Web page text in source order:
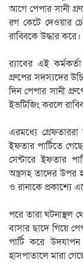
আগে পেপার সানী
রগ কেটে দেওয়ার
রাব্বিকে উদ্ধার
র‍্যাবের এই
গ্রুপের সদস্যদের
দিন পেপার সানী
ইভটিজিং করলে
এরমধ্যে
ইফতার পার্টিতে
সেন্টারে ইফতার
অস্ত্রসহ তাদের উপর
ও রানাকে
পরে তারা ঘটনাস্থল
বাসার ছাদে গিয়ে
পার্টি করে
হাসপাতালে মারা